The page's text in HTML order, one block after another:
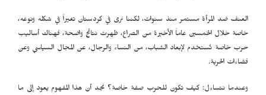
العنف ضد المرأة مستمر منذ سنوات، لكننا نرى في كردستان تغيراً في شكله ونوعه،
خاصة خلال الخمسين عاماً الأخيرة من الصراع، ظهرت نتائج واضحة، فهناك أساليب
حرب خاصة تُستخدم لإبعاد الشباب، من النساء والرجال، عن المجال السياسي وعن
فضاءات الحرية.
وعندما نتساءل: كيف تكون للحرب صفة خاصة؟ نجد أن هذا المفهوم يعود إلى ما